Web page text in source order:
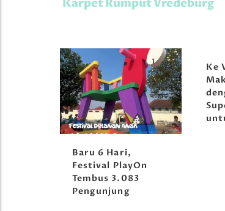
Karpet Rumput Vredeburg
Baru 6 Hari,
Festival PlayOn
Tembus 3.083
Pengunjung
Ke